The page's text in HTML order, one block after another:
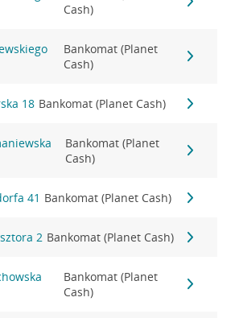
Cash)
Bankomat (Planet
Cash)
18 Bankomat (Planet Cash)
Bankomat (Planet
Cash)
41 Bankomat (Planet Cash)
2 Bankomat (Planet Cash)
Bankomat (Planet
Cash)